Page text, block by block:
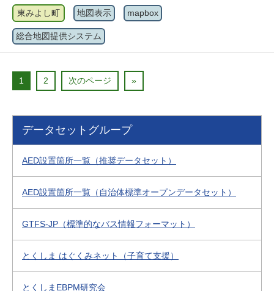
東みよし町 地図表示 mapbox
総合地図提供システム
1 2 次のページ »
データセットグループ
AED設置箇所一覧（推奨データセット）
AED設置箇所一覧（自治体標準オープンデータセット）
GTFS-JP（標準的なバス情報フォーマット）
とくしま はぐくみネット（子育て支援）
とくしまEBPM研究会